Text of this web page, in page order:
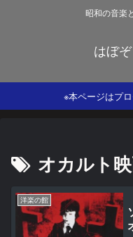
昭和の音楽
はぼ
※本ページはプ
オカルト
洋楽の館